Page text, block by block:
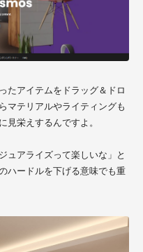
たアイテムをドラッグ＆ドロ
マテリアルやライティングも
見栄えするんですよ。
ュアライズって楽しいな」と
ハードルを下げる意味でも重